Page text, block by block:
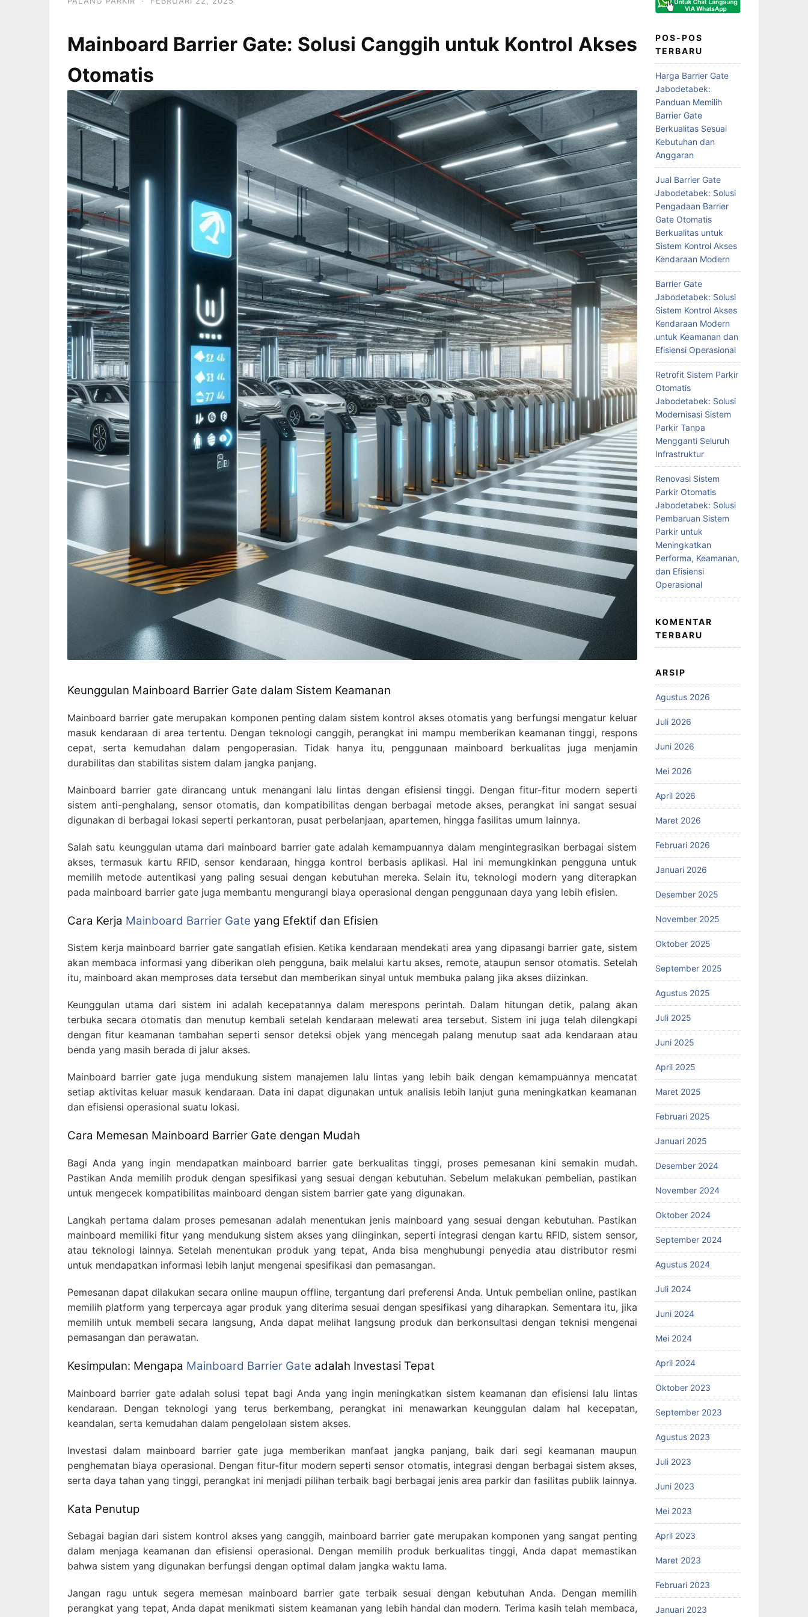
Mainboard Barrier Gate: Solusi Canggih untuk Kontrol Akses
Otomatis
Keunggulan Mainboard Barrier Gate dalam Sistem Keamanan
Mainboard barrier gate merupakan komponen penting dalam sistem kontrol akses otomatis yang berfungsi mengatur keluar
masuk kendaraan di area tertentu. Dengan teknologi canggih, perangkat ini mampu memberikan keamanan tinggi, respons
cepat, serta kemudahan dalam pengoperasian. Tidak hanya itu, penggunaan mainboard berkualitas juga menjamin
durabilitas dan stabilitas sistem dalam jangka panjang.
Mainboard barrier gate dirancang untuk menangani lalu lintas dengan efisiensi tinggi. Dengan fitur-fitur modern seperti
sistem anti-penghalang, sensor otomatis, dan kompatibilitas dengan berbagai metode akses, perangkat ini sangat sesuai
digunakan di berbagai lokasi seperti perkantoran, pusat perbelanjaan, apartemen, hingga fasilitas umum lainnya.
Salah satu keunggulan utama dari mainboard barrier gate adalah kemampuannya dalam mengintegrasikan berbagai sistem
akses, termasuk kartu RFID, sensor kendaraan, hingga kontrol berbasis aplikasi. Hal ini memungkinkan pengguna untuk
memilih metode autentikasi yang paling sesuai dengan kebutuhan mereka. Selain itu, teknologi modern yang diterapkan
pada mainboard barrier gate juga membantu mengurangi biaya operasional dengan penggunaan daya yang lebih efisien.
Cara Kerja Mainboard Barrier Gate yang Efektif dan Efisien
Sistem kerja mainboard barrier gate sangatlah efisien. Ketika kendaraan mendekati area yang dipasangi barrier gate, sistem
akan membaca informasi yang diberikan oleh pengguna, baik melalui kartu akses, remote, ataupun sensor otomatis. Setelah
itu, mainboard akan memproses data tersebut dan memberikan sinyal untuk membuka palang jika akses diizinkan.
Keunggulan utama dari sistem ini adalah kecepatannya dalam merespons perintah. Dalam hitungan detik, palang akan
terbuka secara otomatis dan menutup kembali setelah kendaraan melewati area tersebut. Sistem ini juga telah dilengkapi
dengan fitur keamanan tambahan seperti sensor deteksi objek yang mencegah palang menutup saat ada kendaraan atau
benda yang masih berada di jalur akses.
Mainboard barrier gate juga mendukung sistem manajemen lalu lintas yang lebih baik dengan kemampuannya mencatat
setiap aktivitas keluar masuk kendaraan. Data ini dapat digunakan untuk analisis lebih lanjut guna meningkatkan keamanan
dan efisiensi operasional suatu lokasi.
Cara Memesan Mainboard Barrier Gate dengan Mudah
Bagi Anda yang ingin mendapatkan mainboard barrier gate berkualitas tinggi, proses pemesanan kini semakin mudah.
Pastikan Anda memilih produk dengan spesifikasi yang sesuai dengan kebutuhan. Sebelum melakukan pembelian, pastikan
untuk mengecek kompatibilitas mainboard dengan sistem barrier gate yang digunakan.
Langkah pertama dalam proses pemesanan adalah menentukan jenis mainboard yang sesuai dengan kebutuhan. Pastikan
mainboard memiliki fitur yang mendukung sistem akses yang diinginkan, seperti integrasi dengan kartu RFID, sistem sensor,
atau teknologi lainnya. Setelah menentukan produk yang tepat, Anda bisa menghubungi penyedia atau distributor resmi
untuk mendapatkan informasi lebih lanjut mengenai spesifikasi dan pemasangan.
Pemesanan dapat dilakukan secara online maupun offline, tergantung dari preferensi Anda. Untuk pembelian online, pastikan
memilih platform yang terpercaya agar produk yang diterima sesuai dengan spesifikasi yang diharapkan. Sementara itu, jika
memilih untuk membeli secara langsung, Anda dapat melihat langsung produk dan berkonsultasi dengan teknisi mengenai
pemasangan dan perawatan.
Kesimpulan: Mengapa Mainboard Barrier Gate adalah Investasi Tepat
Mainboard barrier gate adalah solusi tepat bagi Anda yang ingin meningkatkan sistem keamanan dan efisiensi lalu lintas
kendaraan. Dengan teknologi yang terus berkembang, perangkat ini menawarkan keunggulan dalam hal kecepatan,
keandalan, serta kemudahan dalam pengelolaan sistem akses.
Investasi dalam mainboard barrier gate juga memberikan manfaat jangka panjang, baik dari segi keamanan maupun
penghematan biaya operasional. Dengan fitur-fitur modern seperti sensor otomatis, integrasi dengan berbagai sistem akses,
serta daya tahan yang tinggi, perangkat ini menjadi pilihan terbaik bagi berbagai jenis area parkir dan fasilitas publik lainnya.
Kata Penutup
Sebagai bagian dari sistem kontrol akses yang canggih, mainboard barrier gate merupakan komponen yang sangat penting
dalam menjaga keamanan dan efisiensi operasional. Dengan memilih produk berkualitas tinggi, Anda dapat memastikan
bahwa sistem yang digunakan berfungsi dengan optimal dalam jangka waktu lama.
Jangan ragu untuk segera memesan mainboard barrier gate terbaik sesuai dengan kebutuhan Anda. Dengan memilih
perangkat yang tepat, Anda dapat menikmati sistem keamanan yang lebih handal dan modern. Terima kasih telah membaca,
POS-POS
TERBARU
Harga Barrier Gate
Jabodetabek:
Panduan Memilih
Barrier Gate
Berkualitas Sesuai
Kebutuhan dan
Anggaran
Jual Barrier Gate
Jabodetabek: Solusi
Pengadaan Barrier
Gate Otomatis
Berkualitas untuk
Sistem Kontrol Akses
Kendaraan Modern
Barrier Gate
Jabodetabek: Solusi
Sistem Kontrol Akses
Kendaraan Modern
untuk Keamanan dan
Efisiensi Operasional
Retrofit Sistem Parkir
Otomatis
Jabodetabek: Solusi
Modernisasi Sistem
Parkir Tanpa
Mengganti Seluruh
Infrastruktur
Renovasi Sistem
Parkir Otomatis
Jabodetabek: Solusi
Pembaruan Sistem
Parkir untuk
Meningkatkan
Performa, Keamanan,
dan Efisiensi
Operasional
KOMENTAR
TERBARU
ARSIP
Agustus 2026
Juli 2026
Juni 2026
Mei 2026
April 2026
Maret 2026
Februari 2026
Januari 2026
Desember 2025
November 2025
Oktober 2025
September 2025
Agustus 2025
Juli 2025
Juni 2025
April 2025
Maret 2025
Februari 2025
Januari 2025
Desember 2024
November 2024
Oktober 2024
September 2024
Agustus 2024
Juli 2024
Juni 2024
Mei 2024
April 2024
Oktober 2023
September 2023
Agustus 2023
Juli 2023
Juni 2023
Mei 2023
April 2023
Maret 2023
Februari 2023
Januari 2023